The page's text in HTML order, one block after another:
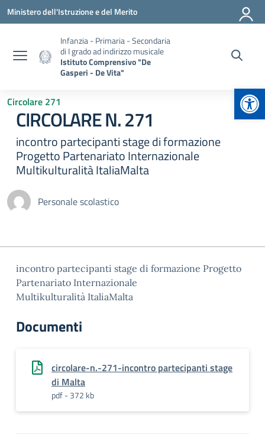
Vai ai contenuti
Vai al menu di navigazione
Vai al footer
Ministero dell'Istruzione e del Merito
Infanzia - Primaria - Secondaria
di I grado ad indirizzo musicale
Istituto Comprensivo "De
Gasperi - De Vita"
Circolare 271
CIRCOLARE N. 271
incontro partecipanti stage di formazione
Progetto Partenariato Internazionale
Multikulturalità ItaliaMalta
Personale scolastico
incontro partecipanti stage di formazione Progetto
Partenariato Internazionale
Multikulturalità ItaliaMalta
Documenti
circolare-n.-271-incontro partecipanti stage
di Malta
pdf - 372 kb